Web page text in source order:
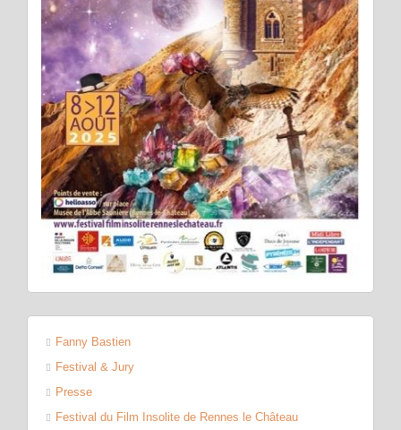
Fanny Bastien
Festival & Jury
Presse
Festival du Film Insolite de Rennes le Château